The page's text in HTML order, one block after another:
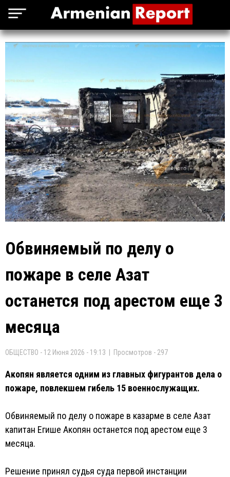
Обвиняемый по делу о
пожаре в селе Азат
останется под арестом еще 3
месяца
ОБЩЕСТВО - 12 Июня 2026 - 19:13 | Просмотров - 297
Акопян является одним из главных фигурантов дела о
пожаре, повлекшем гибель 15 военнослужащих.
Обвиняемый по делу о пожаре в казарме в селе Азат
капитан Егише Акопян останется под арестом еще 3
месяца.
Решение принял судья суда первой инстанции